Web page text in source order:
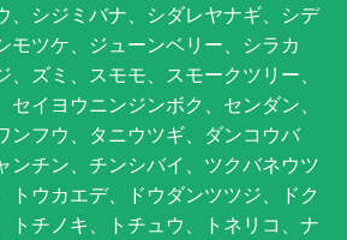
、シジミバナ、シダレヤナギ、シデ
モツケ、ジューンベリー、シラカ
ズミ、スモモ、スモークツリー、
イヨウニンジンボク、センダン、
ンフウ、タニウツギ、ダンコウバ
ンチン、チンシバイ、ツクバネウツ
トウカエデ、ドウダンツツジ、ドク
トチノキ、トチュウ、トネリコ、ナ